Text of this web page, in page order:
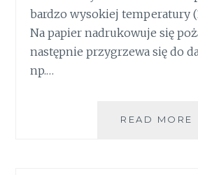
bardzo wysokiej temperatury
Na papier nadrukowuje się
następnie przygrzewa się do
np.…
READ MORE